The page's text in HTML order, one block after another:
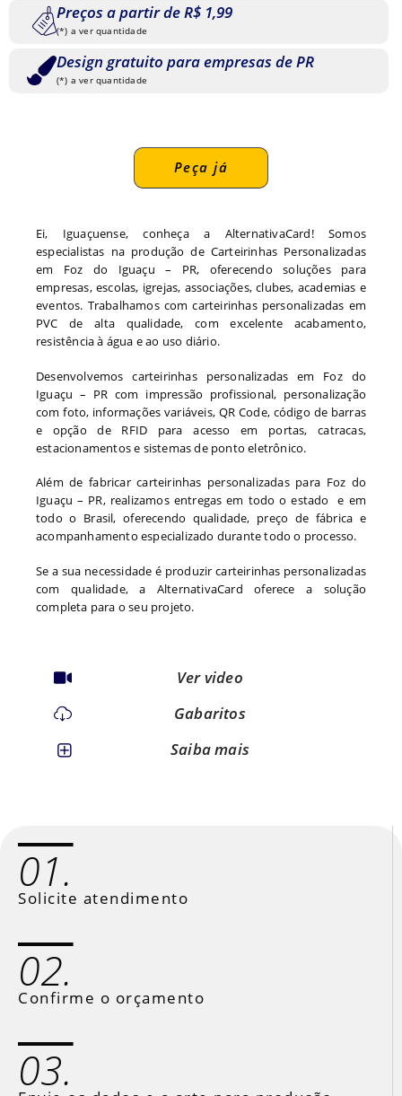
Preços a partir de R$ 1,99
(*) a ver quantidade
Design gratuito para empresas de PR
(*) a ver quantidade
Peça já
Ei, Iguaçuense, conheça a AlternativaCard! Somos
especialistas na produção de Carteirinhas Personalizadas
em Foz do Iguaçu – PR, oferecendo soluções para
empresas, escolas, igrejas, associações, clubes, academias e
eventos. Trabalhamos com carteirinhas personalizadas em
PVC de alta qualidade, com excelente acabamento,
resistência à água e ao uso diário.
Desenvolvemos carteirinhas personalizadas em Foz do
Iguaçu – PR com impressão profissional, personalização
com foto, informações variáveis, QR Code, código de barras
e opção de RFID para acesso em portas, catracas,
estacionamentos e sistemas de ponto eletrônico.
Além de fabricar carteirinhas personalizadas para Foz do
Iguaçu – PR, realizamos entregas em todo o estado e em
todo o Brasil, oferecendo qualidade, preço de fábrica e
acompanhamento especializado durante todo o processo.
Se a sua necessidade é produzir carteirinhas personalizadas
com qualidade, a AlternativaCard oferece a solução
completa para o seu projeto.
Ver video
Gabaritos
Saiba mais
01.
Solicite atendimento
02.
Confirme o orçamento
03.